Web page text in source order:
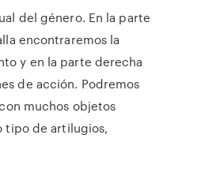
del género. En la parte
encontraremos la
y en la parte derecha
de acción. Podremos
muchos objetos
tipo de artilugios,